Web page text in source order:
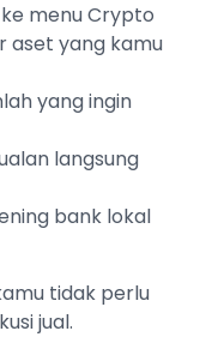
menu Crypto
aset yang kamu
yang ingin
langsung
bank lokal
tidak perlu
jual.